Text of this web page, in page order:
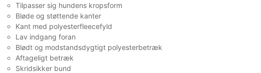
Tilpasser sig hundens kropsform
Bløde og støttende kanter
Kant med polyesterfleecefyld
Lav indgang foran
Blødt og modstandsdygtigt polyesterbetræk
Aftageligt betræk
Skridsikker bund